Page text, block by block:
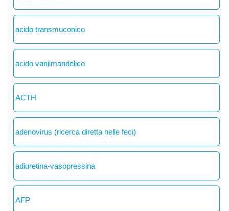
acido transmuconico
acido vanilmandelico
ACTH
adenovirus (ricerca diretta nelle feci)
adiuretina-vasopressina
AFP